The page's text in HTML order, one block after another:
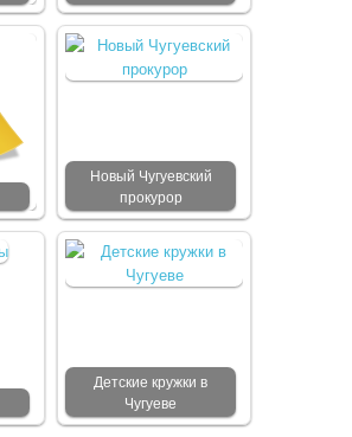
Новый Чугуевский
прокурор
Детские кружки в
Чугуеве